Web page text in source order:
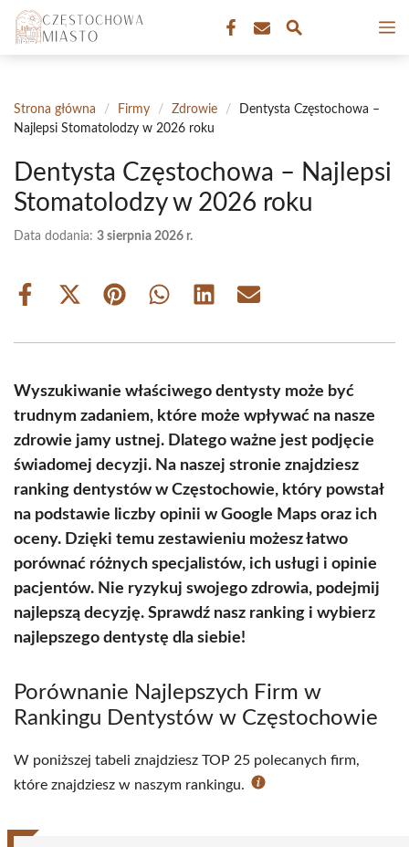
Przejdź
treści
Strona główna / Firmy / Zdrowie /
Dentysta Częstochowa –
Najlepsi Stomatolodzy w 2026 roku
Dentysta Częstochowa – Najlepsi
Stomatolodzy w 2026 roku
Data dodania: 3 sierpnia 2026 r.
Share
Share
(Twitter)
Share Share Share Share
Wyszukiwanie właściwego dentysty może być
trudnym zadaniem, które może wpływać na nasze
zdrowie jamy ustnej. Dlatego ważne jest podjęcie
świadomej decyzji. Na naszej stronie znajdziesz
ranking dentystów w Częstochowie, który powstał
na podstawie liczby opinii w Google Maps oraz ich
oceny. Dzięki temu zestawieniu możesz łatwo
porównać różnych specjalistów, ich usługi i opinie
pacjentów. Nie ryzykuj swojego zdrowia, podejmij
najlepszą decyzję. Sprawdź nasz ranking i wybierz
najlepszego dentystę dla siebie!
Porównanie Najlepszych Firm w
Rankingu Dentystów w Częstochowie
W poniższej tabeli znajdziesz TOP 25 polecanych firm,
które znajdziesz w naszym rankingu.